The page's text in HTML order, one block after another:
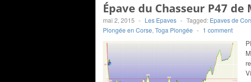
Épave du Chasseur P47
mai 2, 2015 - Les Epaves - Tagged: Epaves de
Plongée en Corse, Toga Plongée - 1 comment